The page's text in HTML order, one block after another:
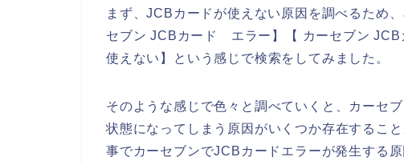
まず、JCBカードが使えない原因を調べるため
セブン JCBカード エラー】【 カーセブン
使えない】という感じで検索をしてみました。
そのような感じで色々と調べていくと、カーセ
状態になってしまう原因がいくつか存在するこ
事でカーセブンでJCBカードエラーが発生する